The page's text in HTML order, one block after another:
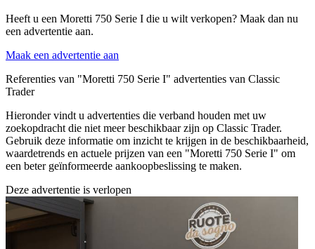
Heeft u een Moretti 750 Serie I die u wilt verkopen? Maak dan nu
een advertentie aan.
Maak een advertentie aan
Referenties van "Moretti 750 Serie I" advertenties van Classic
Trader
Hieronder vindt u advertenties die verband houden met uw
zoekopdracht die niet meer beschikbaar zijn op Classic Trader.
Gebruik deze informatie om inzicht te krijgen in de beschikbaarheid,
waardetrends en actuele prijzen van een "Moretti 750 Serie I" om
een beter geïnformeerde aankoopbeslissing te maken.
Deze advertentie is verlopen